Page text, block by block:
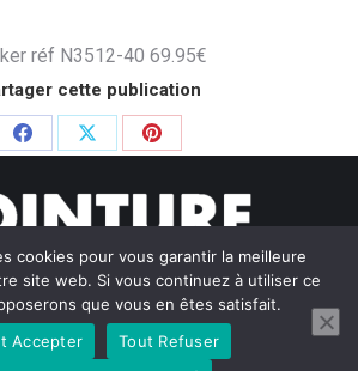
réf N3512-40 69.95€
cette publication
Partager
Facebook
PartagerPartager
Pinterest
- 2020. Dream-Theme — truly
cookies pour vous garantir la meilleure
site web. Si vous continuez à utiliser ce
que vous en êtes satisfait.
Accepter
Tout Refuser